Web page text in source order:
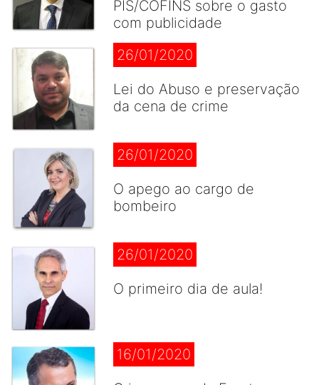
PIS/COFINS sobre o gasto
com publicidade
26/01/2020
Lei do Abuso e preservação
da cena de crime
26/01/2020
O apego ao cargo de
bombeiro
26/01/2020
O primeiro dia de aula!
16/01/2020